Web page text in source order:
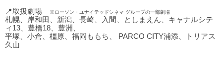
📍取扱劇場 ※ローソン・ユナイテッドシネマ グループの一部劇場
札幌、岸和田、新潟、長崎、入間、としまえん、キャナルシテ
ィ13、豊橋18、豊洲、
平塚、小倉、橿原、福岡ももち、 PARCO CITY浦添、トリアス
久山